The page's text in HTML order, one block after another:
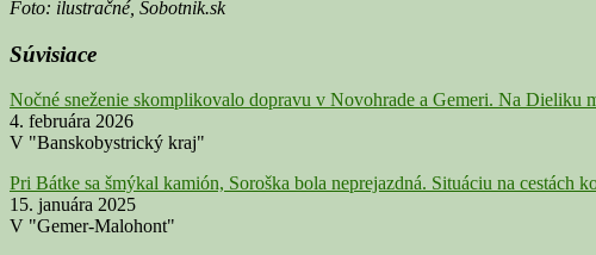
Foto: ilustračné, Sobotnik.sk
Súvisiace
Nočné sneženie skomplikovalo dopravu v Novohrade a Gemeri. Na Dieliku
4. februára 2026
V "Banskobystrický kraj"
Pri Bátke sa šmýkal kamión, Soroška bola neprejazdná. Situáciu na cestách
15. januára 2025
V "Gemer-Malohont"